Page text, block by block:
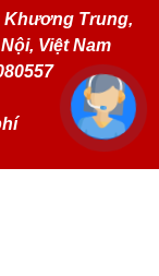
Khương Trung,
Việt Nam